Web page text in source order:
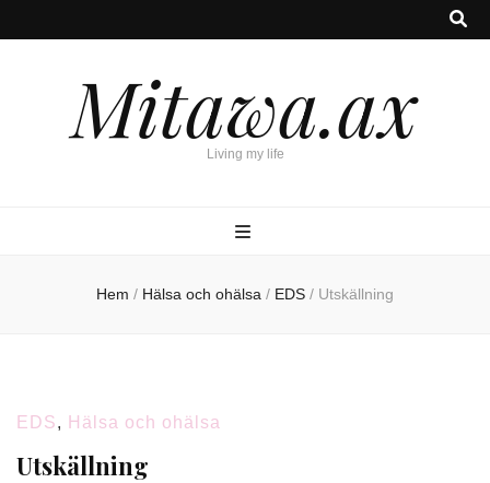
Mitawa.ax
Living my life
Hem / Hälsa och ohälsa / EDS / Utskällning
EDS, Hälsa och ohälsa
Utskällning